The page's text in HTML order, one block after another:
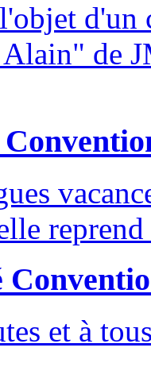
d'un
de
et à